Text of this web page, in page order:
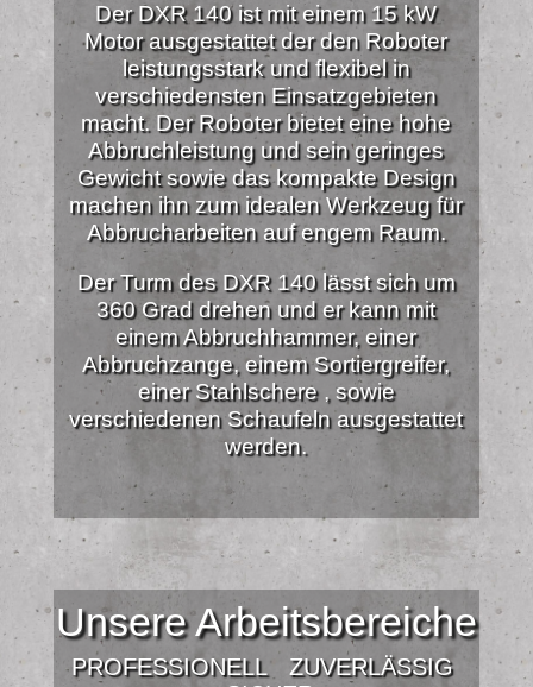
Der DXR 140 ist mit einem 15 kW
Motor ausgestattet der den Roboter
leistungsstark und flexibel in
verschiedensten Einsatzgebieten
macht. Der Roboter bietet eine hohe
Abbruchleistung und sein geringes
Gewicht sowie das kompakte Design
machen ihn zum idealen Werkzeug für
Abbrucharbeiten auf engem Raum.
Der Turm des DXR 140 lässt sich um
360 Grad drehen und er kann mit
einem Abbruchhammer, einer
Abbruchzange, einem Sortiergreifer,
einer Stahlschere , sowie
verschiedenen Schaufeln ausgestattet
werden.
Unsere Arbeitsbereiche
PROFESSIONELLZUVERLÄSSIG